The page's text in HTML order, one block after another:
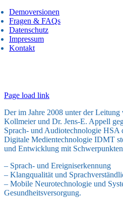
Demoversionen
Fragen & FAQs
Datenschutz
Impressum
Kontakt
Page load link
Der im Jahre 2008 unter der
Kollmeier und Dr. Jens-E. Appell
Sprach- und Audiotechnologie HSA
Digitale Medientechnologie IDMT
und Entwicklung mit
– Sprach- und Ereigniserkennung
– Klangqualität und
– Mobile Neurotechnologie und
Gesundheitsversorgung.